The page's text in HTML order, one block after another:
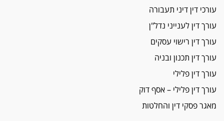
עו"ד הלל בבייב הורשע בהונאת עשרות לקוחות,
ההסדר: 7-9 שנות מאסר
דין ומקרקעין
עורך דין ברמת השרון נחקר בחשד למרמה בעסקת
נדל"ן
"אני מכינה 5-6 ג'וינטים ביום"
תובעת משטרתית פוטרה בחשד לעישון סמים
שנחשף בפעילות בלשים בטלגרם
עורכי דין דיני תעבורה
עורך דין לענייני נדל"ן
עורך דין רישוי עסקים
עורך דין תכנון ובניה
עורך דין פלילי
עורך דין פלילי – אסף דוק
מאגר פסקי דין והחלטות